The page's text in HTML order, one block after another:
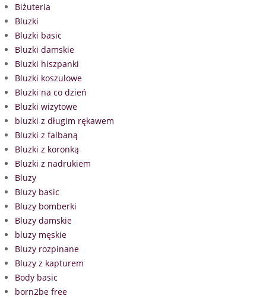
Biżuteria
Bluzki
Bluzki basic
Bluzki damskie
Bluzki hiszpanki
Bluzki koszulowe
Bluzki na co dzień
Bluzki wizytowe
bluzki z długim rękawem
Bluzki z falbaną
Bluzki z koronką
Bluzki z nadrukiem
Bluzy
Bluzy basic
Bluzy bomberki
Bluzy damskie
bluzy męskie
Bluzy rozpinane
Bluzy z kapturem
Body basic
born2be free